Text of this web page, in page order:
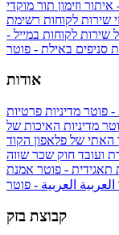
וזימון תור מוקדי
שירות לקוחות רשימת
שירות לקוחות במייל -
סניפים באילת - פוטר
אודות
- פוטר מדיניות פרטיות
מדיניות האיכות של
האתי של פלאפון הקוד
ועובד חוק שכר שווה
תאגידית - פוטר אמנת
العربية العربية - פוטר
קבוצת בזק